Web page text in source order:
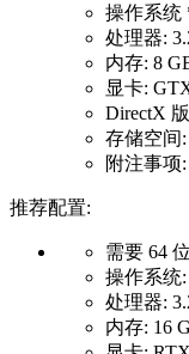
操作系统
处理器:
内存: 8
显卡:
DirectX
存储空间
附注事项:
推荐配置:
需要 64
操作系统:
处理器:
内存: 16